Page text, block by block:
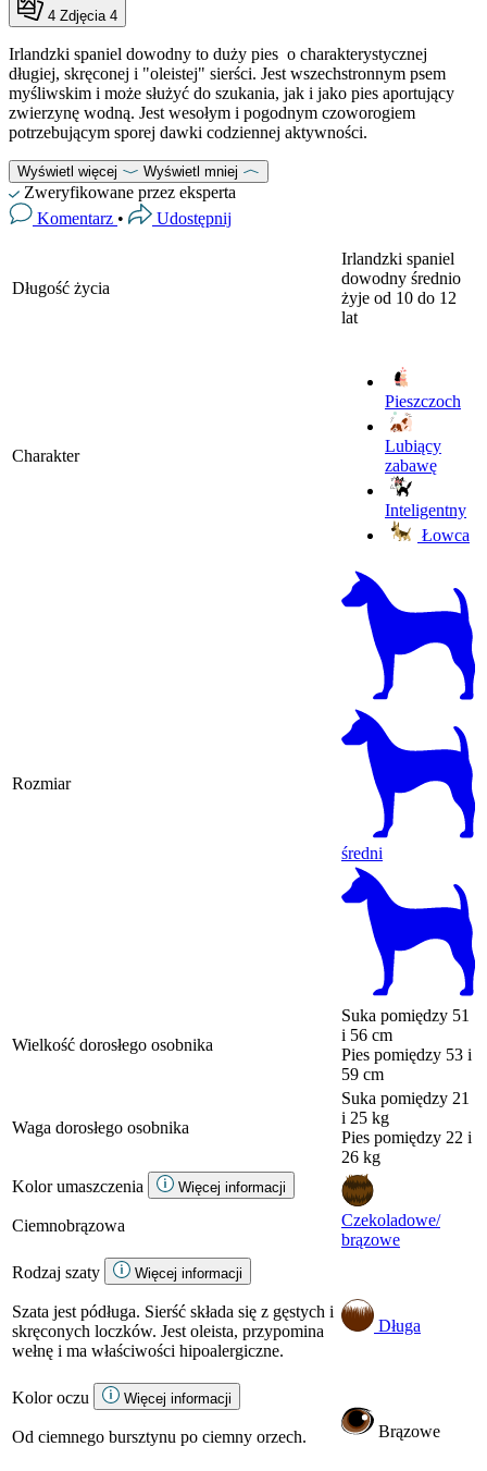
4 Zdjęcia 4
Irlandzki spaniel dowodny to duży pies o charakterystycznej
długiej, skręconej i "oleistej" sierści. Jest wszechstronnym psem
myśliwskim i może służyć do szukania, jak i jako pies aportujący
zwierzynę wodną. Jest wesołym i pogodnym czoworogiem
potrzebującym sporej dawki codziennej aktywności.
Wyświetl więcej Wyświetl mniej
Zweryfikowane przez eksperta
Komentarz • Udostępnij
Długość życia
Irlandzki spaniel
dowodny średnio
żyje od 10 do 12
lat
Charakter
Pieszczoch
Lubiący
zabawę
Inteligentny
Łowca
Rozmiar
średni
Wielkość dorosłego osobnika
Suka pomiędzy 51
i 56 cm
Pies pomiędzy 53 i
59 cm
Waga dorosłego osobnika
Suka pomiędzy 21
i 25 kg
Pies pomiędzy 22 i
26 kg
Kolor umaszczenia
Więcej informacji
Ciemnobrązowa
Czekoladowe/
brązowe
Rodzaj szaty
Więcej informacji
Szata jest pódługa. Sierść składa się z gęstych i
skręconych loczków. Jest oleista, przypomina
wełnę i ma właściwości hipoalergiczne.
Długa
Kolor oczu Więcej informacji
Od ciemnego bursztynu po ciemny orzech. Brązowe